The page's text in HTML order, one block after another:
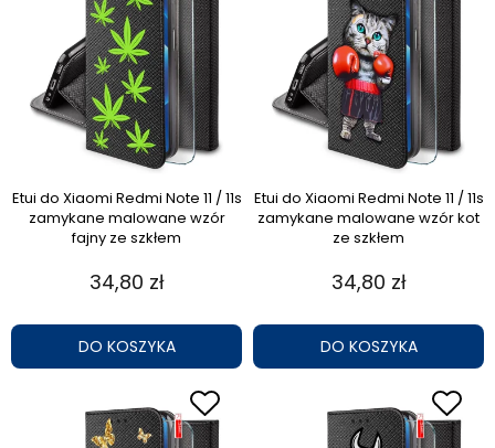
Etui do Xiaomi Redmi Note 11 / 11s
zamykane malowane wzór
fajny ze szkłem
34,80 zł
DO KOSZYKA
Etui do Xiaomi Redmi Note 11 / 11s
zamykane malowane wzór kot
ze szkłem
34,80 zł
DO KOSZYKA